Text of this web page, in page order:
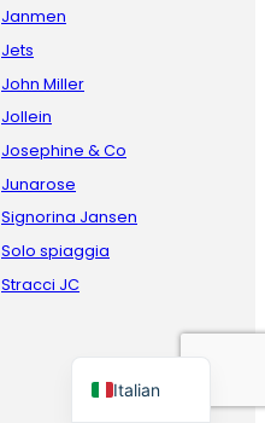
Janmen
Jets
John Miller
Jollein
Josephine & Co
Junarose
Signorina Jansen
Solo spiaggia
Stracci JC
Italian
Spanish
French